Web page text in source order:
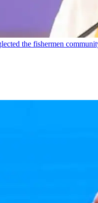
the fishermen